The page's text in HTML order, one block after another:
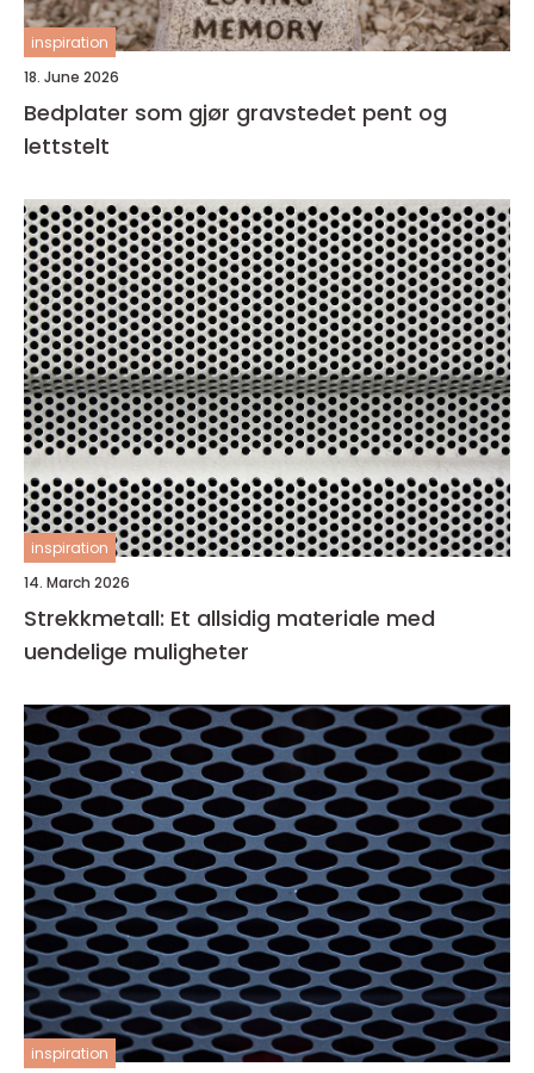
inspiration
18. June 2026
Bedplater som gjør gravstedet pent og
lettstelt
inspiration
14. March 2026
Strekkmetall: Et allsidig materiale med
uendelige muligheter
inspiration